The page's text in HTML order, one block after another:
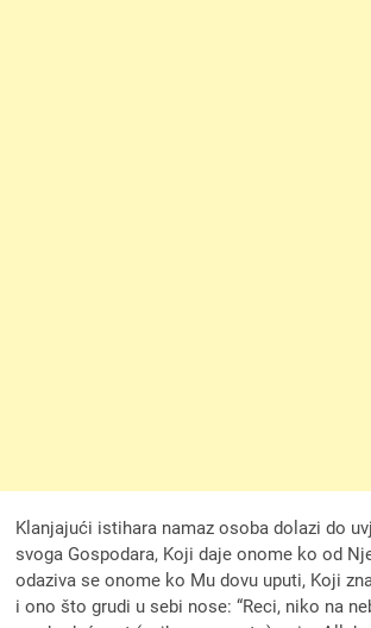
Klanjajući istihara namaz osoba dolazi do
svoga Gospodara, Koji daje onome ko od
odaziva se onome ko Mu dovu uputi, Koji
i ono što grudi u sebi nose: “Reci, niko na